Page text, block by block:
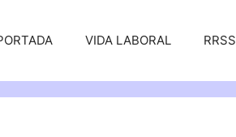
VIDA LABORAL RRSS